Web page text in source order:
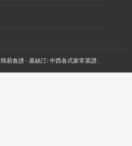
簡易食譜 - 基絲汀: 中西各式家常菜譜 .